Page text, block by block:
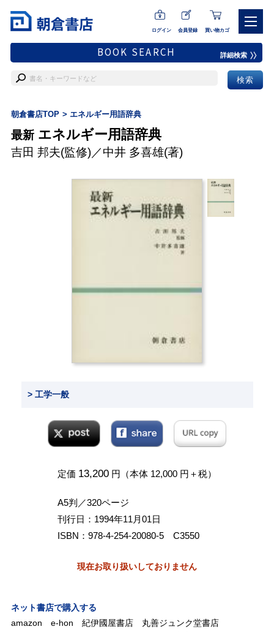
ログイン 会員登録 買い物カゴ
BOOK SEARCH 詳細検索
朝倉書店TOP エネルギー用語辞典
最新エネルギー用語辞典
吉田 邦夫(監修)／中井 多喜雄(著)
> 工学一般
定価 13,200 円（本体 12,000 円＋税）
A5判／320ページ
刊行日：1994年11月01日
ISBN：978-4-254-20080-5 C3550
現在お取り扱いしておりません
ネット書店で購入する
amazon
e-hon 紀伊國屋書店
丸善ジュンク堂書店